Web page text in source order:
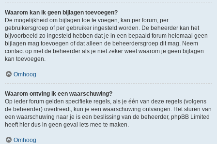
Waarom kan ik geen bijlagen toevoegen?
De mogelijkheid om bijlagen toe te voegen, kan per forum, per
gebruikersgroep of per gebruiker ingesteld worden. De beheerder kan het
bijvoorbeeld zo ingesteld hebben dat je in een bepaald forum helemaal geen
bijlagen mag toevoegen of dat alleen de beheerdersgroep dit mag. Neem
contact op met de beheerder als je niet zeker weet waarom je geen bijlagen
kan toevoegen.
Omhoog
Waarom ontving ik een waarschuwing?
Op ieder forum gelden specifieke regels, als je één van deze regels (volgens
de beheerder) overtreedt, kun je een waarschuwing ontvangen. Het sturen van
een waarschuwing naar je is een beslissing van de beheerder, phpBB Limited
heeft hier dus in geen geval iets mee te maken.
Omhoog